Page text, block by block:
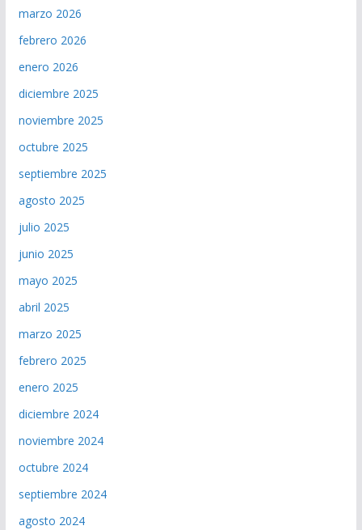
marzo 2026
febrero 2026
enero 2026
diciembre 2025
noviembre 2025
octubre 2025
septiembre 2025
agosto 2025
julio 2025
junio 2025
mayo 2025
abril 2025
marzo 2025
febrero 2025
enero 2025
diciembre 2024
noviembre 2024
octubre 2024
septiembre 2024
agosto 2024